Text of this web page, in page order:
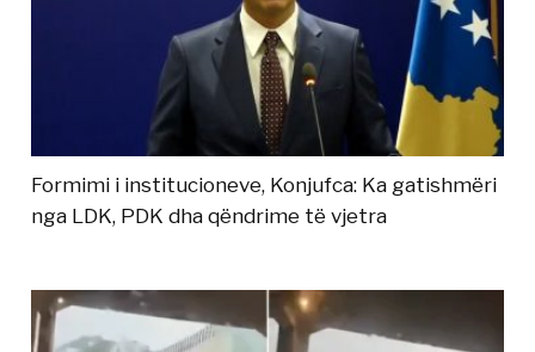
Formimi i institucioneve, Konjufca: Ka gatishmëri
nga LDK, PDK dha qëndrime të vjetra